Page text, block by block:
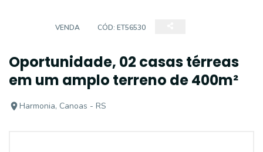
VENDA CÓD: ET56530
Oportunidade, 02 casas térreas
em um amplo terreno de 400m²
Harmonia, Canoas - RS